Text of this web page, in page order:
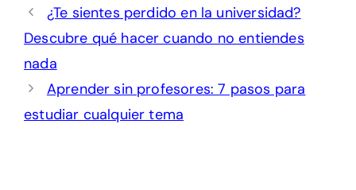
¿Te sientes perdido en la universidad?
Descubre qué hacer cuando no entiendes
nada
Aprender sin profesores: 7 pasos para
estudiar cualquier tema